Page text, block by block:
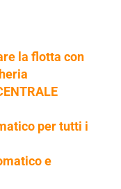
la flotta con
per tutti i
e